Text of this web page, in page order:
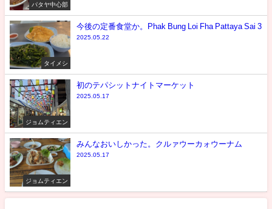
パタヤ中心部
タイメシ
今後の定番食堂か。Phak Bung Loi Fha Pattaya Sai 3
2025.05.22
ジョムティエン
初のテパシットナイトマーケット
2025.05.17
ジョムティエン
みんなおいしかった。クルァウーカォウーナム
2025.05.17